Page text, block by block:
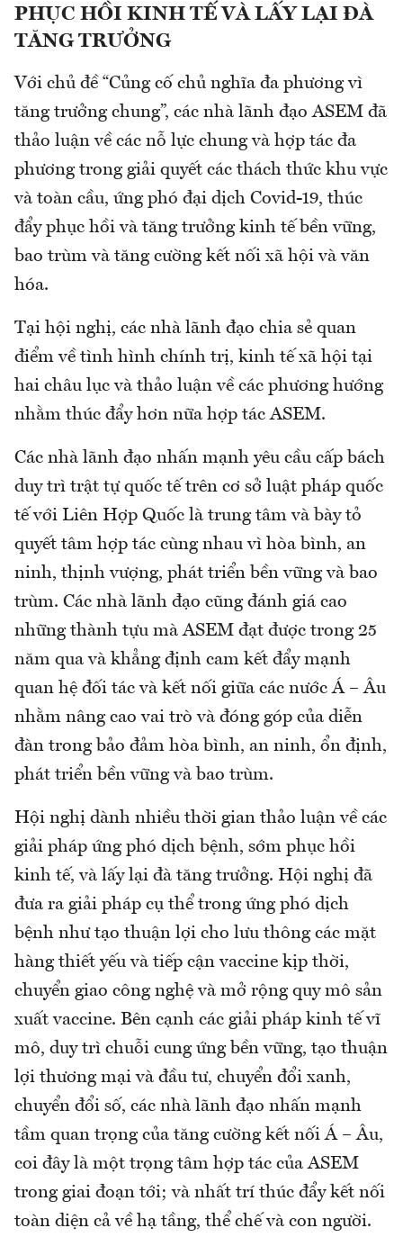
PHỤC HỒI KINH TẾ VÀ LẤY LẠI ĐÀ
TĂNG TRƯỞNG
Với chủ đề “Củng cố chủ nghĩa đa phương vì
tăng trưởng chung”, các nhà lãnh đạo ASEM đã
thảo luận về các nỗ lực chung và hợp tác đa
phương trong giải quyết các thách thức khu vực
và toàn cầu, ứng phó đại dịch Covid-19, thúc
đẩy phục hồi và tăng trưởng kinh tế bền vững,
bao trùm và tăng cường kết nối xã hội và văn
hóa.
Tại hội nghị, các nhà lãnh đạo chia sẻ quan
điểm về tình hình chính trị, kinh tế xã hội tại
hai châu lục và thảo luận về các phương hướng
nhằm thúc đẩy hơn nữa hợp tác ASEM.
Các nhà lãnh đạo nhấn mạnh yêu cầu cấp bách
duy trì trật tự quốc tế trên cơ sở luật pháp quốc
tế với Liên Hợp Quốc là trung tâm và bày tỏ
quyết tâm hợp tác cùng nhau vì hòa bình, an
ninh, thịnh vượng, phát triển bền vững và bao
trùm. Các nhà lãnh đạo cũng đánh giá cao
những thành tựu mà ASEM đạt được trong 25
năm qua và khẳng định cam kết đẩy mạnh
quan hệ đối tác và kết nối giữa các nước Á – Âu
nhằm nâng cao vai trò và đóng góp của diễn
đàn trong bảo đảm hòa bình, an ninh, ổn định,
phát triển bền vững và bao trùm.
Hội nghị dành nhiều thời gian thảo luận về các
giải pháp ứng phó dịch bệnh, sớm phục hồi
kinh tế, và lấy lại đà tăng trưởng. Hội nghị đã
đưa ra giải pháp cụ thể trong ứng phó dịch
bệnh như tạo thuận lợi cho lưu thông các mặt
hàng thiết yếu và tiếp cận vaccine kịp thời,
chuyển giao công nghệ và mở rộng quy mô sản
xuất vaccine. Bên cạnh các giải pháp kinh tế vĩ
mô, duy trì chuỗi cung ứng bền vững, tạo thuận
lợi thương mại và đầu tư, chuyển đổi xanh,
chuyển đổi số, các nhà lãnh đạo nhấn mạnh
tầm quan trọng của tăng cường kết nối Á – Âu,
coi đây là một trọng tâm hợp tác của ASEM
trong giai đoạn tới; và nhất trí thúc đẩy kết nối
toàn diện cả về hạ tầng, thể chế và con người.